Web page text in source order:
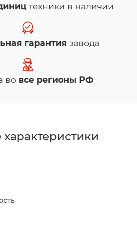
техники в наличии
гарантия завода
во все регионы РФ